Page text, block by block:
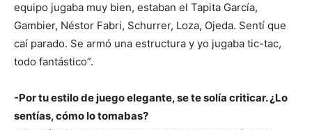
equipo jugaba muy bien, estaban el Tapita García,
Gambier, Néstor Fabri, Schurrer, Loza, Ojeda. Sentí que
caí parado. Se armó una estructura y yo jugaba tic-tac,
todo fantástico”.
-Por tu estilo de juego elegante, se te solía criticar. ¿Lo
sentías, cómo lo tomabas?